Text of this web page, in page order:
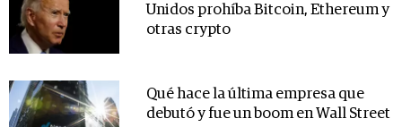
Unidos prohíba Bitcoin, Ethereum y
otras crypto
Qué hace la última empresa que
debutó y fue un boom en Wall Street